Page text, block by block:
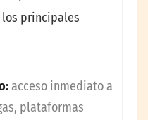
los principales
acceso inmediato a
plataformas